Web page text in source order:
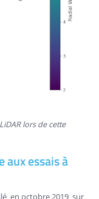
lors de cette
aux essais à
en octobre 2019, sur